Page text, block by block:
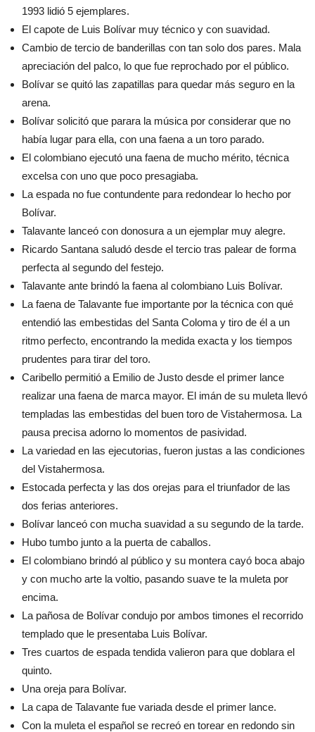
1993 lidió 5 ejemplares.
El capote de Luis Bolívar muy técnico y con suavidad.
Cambio de tercio de banderillas con tan solo dos pares. Mala
apreciación del palco, lo que fue reprochado por el público.
Bolívar se quitó las zapatillas para quedar más seguro en la
arena.
Bolívar solicitó que parara la música por considerar que no
había lugar para ella, con una faena a un toro parado.
El colombiano ejecutó una faena de mucho mérito, técnica
excelsa con uno que poco presagiaba.
La espada no fue contundente para redondear lo hecho por
Bolívar.
Talavante lanceó con donosura a un ejemplar muy alegre.
Ricardo Santana saludó desde el tercio tras palear de forma
perfecta al segundo del festejo.
Talavante ante brindó la faena al colombiano Luis Bolívar.
La faena de Talavante fue importante por la técnica con qué
entendió las embestidas del Santa Coloma y tiro de él a un
ritmo perfecto, encontrando la medida exacta y los tiempos
prudentes para tirar del toro.
Caribello permitió a Emilio de Justo desde el primer lance
realizar una faena de marca mayor. El imán de su muleta llevó
templadas las embestidas del buen toro de Vistahermosa. La
pausa precisa adorno lo momentos de pasividad.
La variedad en las ejecutorias, fueron justas a las condiciones
del Vistahermosa.
Estocada perfecta y las dos orejas para el triunfador de las
dos ferias anteriores.
Bolívar lanceó con mucha suavidad a su segundo de la tarde.
Hubo tumbo junto a la puerta de caballos.
El colombiano brindó al público y su montera cayó boca abajo
y con mucho arte la voltio, pasando suave te la muleta por
encima.
La pañosa de Bolívar condujo por ambos timones el recorrido
templado que le presentaba Luis Bolívar.
Tres cuartos de espada tendida valieron para que doblara el
quinto.
Una oreja para Bolívar.
La capa de Talavante fue variada desde el primer lance.
Con la muleta el español se recreó en torear en redondo sin